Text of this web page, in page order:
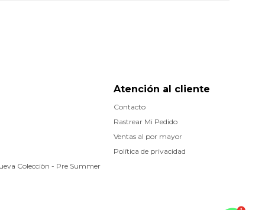
Atención al cliente
Contacto
Rastrear Mi Pedido
Ventas al por mayor
Política de privacidad
Colecciòn - Pre Summer